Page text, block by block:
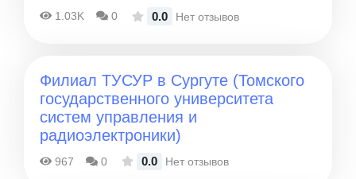
1.03K 0 0.0 Нет отзывов
Филиал ТУСУР в Сургуте (Томского
государственного университета
систем управления и
радиоэлектроники)
967 0 0.0 Нет отзывов